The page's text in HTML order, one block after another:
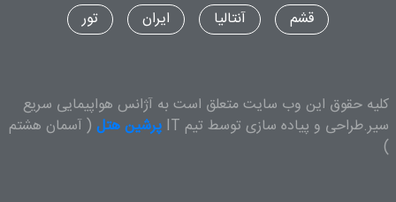
قشم
آنتالیا ایران تور
کلیه حقوق این وب سایت متعلق است به آژانس هواپیمایی سریع
سیر.طراحی و پیاده سازی توسط تیم IT
پرشین هتل ( آسمان هشتم
)